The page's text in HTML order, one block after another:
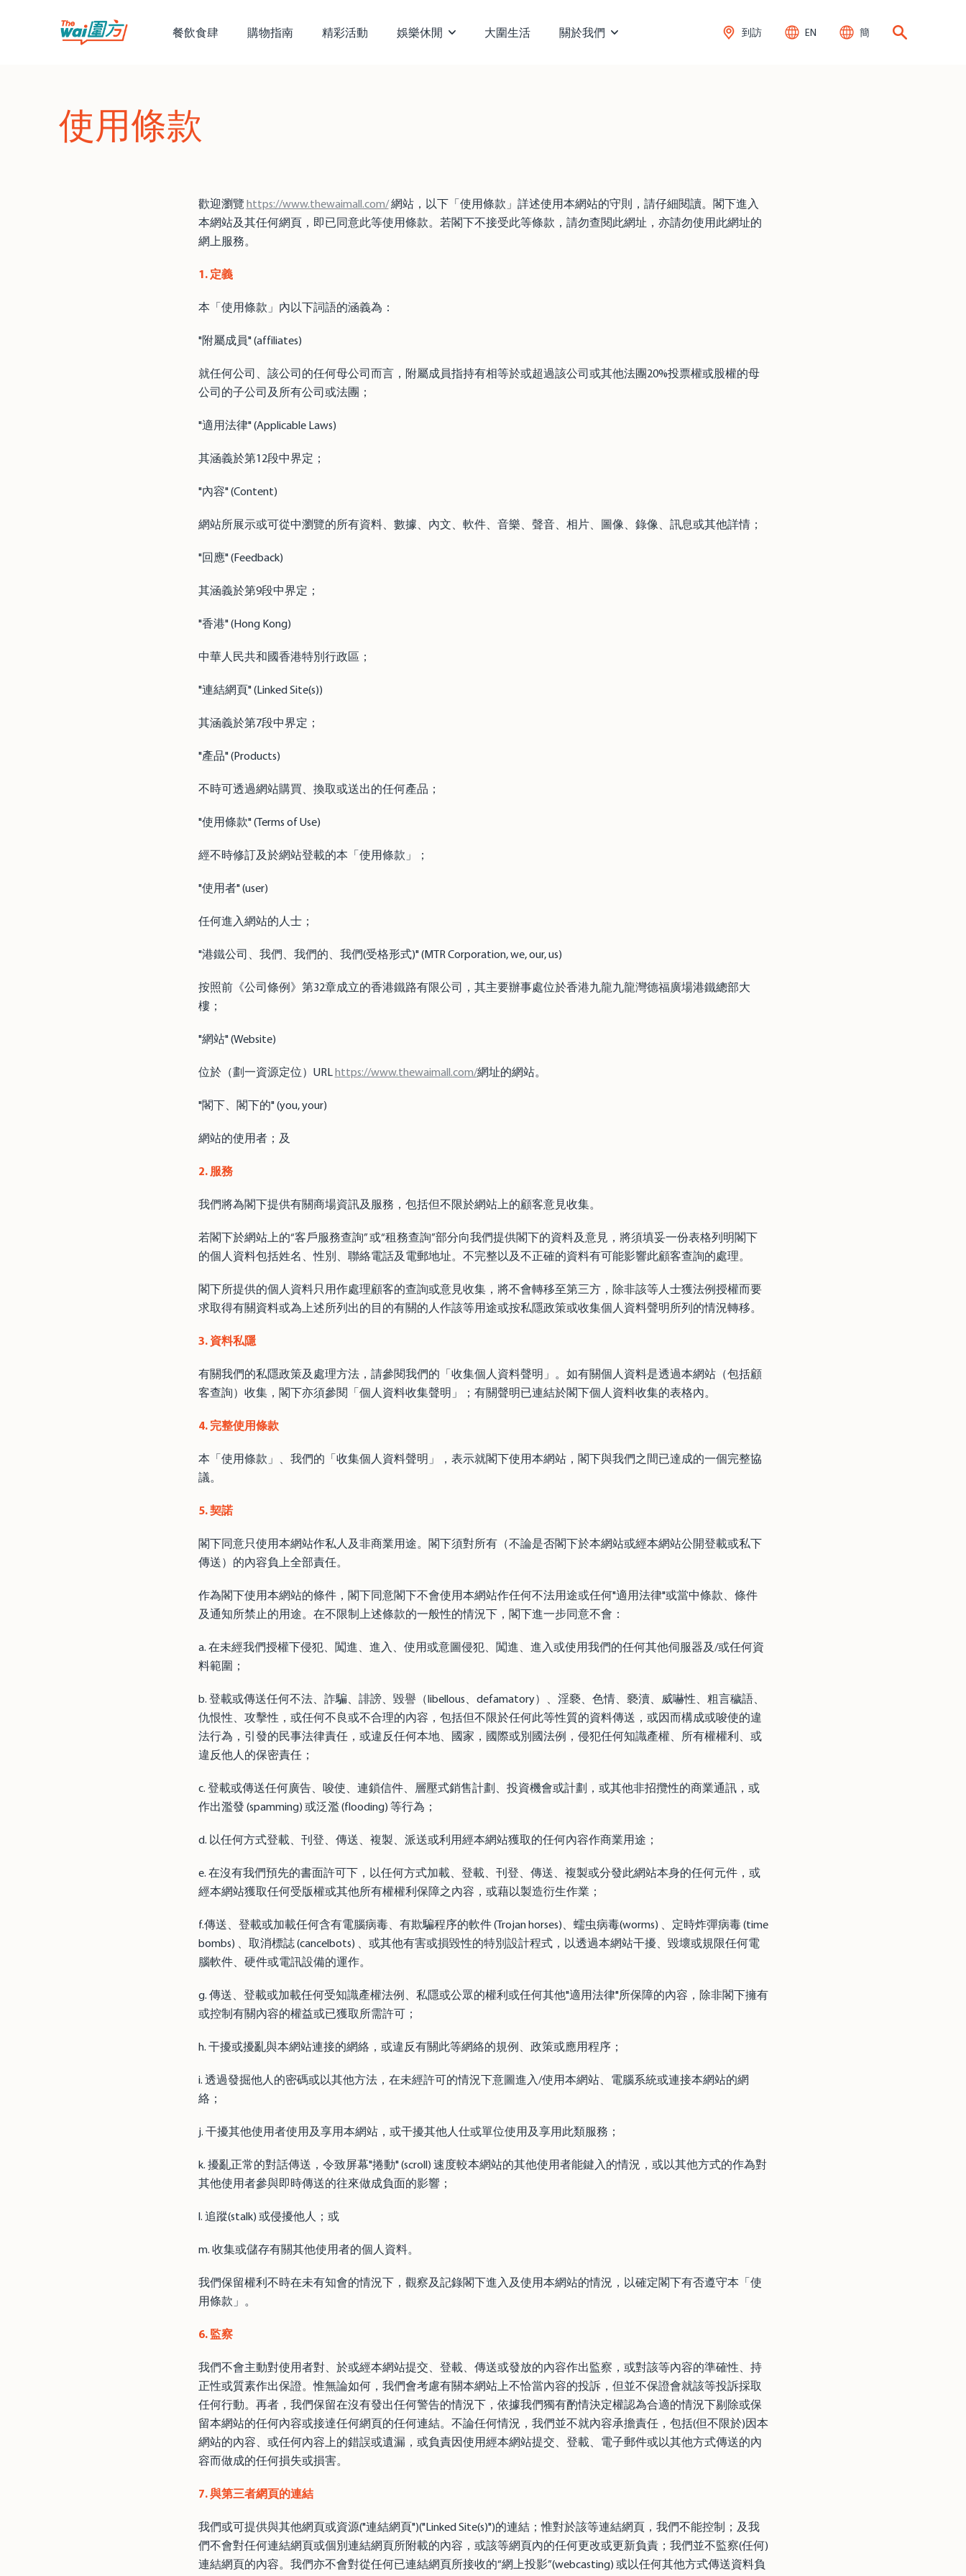
餐飲食肆 購物指南 精彩活動 娛樂休閒 大圍生活 關於我們 到訪 EN 簡
使用條款
歡迎瀏覽 https://www.thewaimall.com/網站，以下「使用條款」詳述使用本網站的守則，請仔細閱讀。閣下進入
本網站及其任何網頁，即已同意此等使用條款。若閣下不接受此等條款，請勿查閱此網址，亦請勿使用此網址的
網上服務。
1. 定義
本「使用條款」內以下詞語的涵義為：
"附屬成員" (affiliates)
就任何公司、該公司的任何母公司而言，附屬成員指持有相等於或超過該公司或其他法團20%投票權或股權的母
公司的子公司及所有公司或法團；
"適用法律" (Applicable Laws)
其涵義於第12段中界定；
"內容" (Content)
網站所展示或可從中瀏覽的所有資料、數據、內文、軟件、音樂、聲音、相片、圖像、錄像、訊息或其他詳情；
"回應" (Feedback)
其涵義於第9段中界定；
"香港" (Hong Kong)
中華人民共和國香港特別行政區；
"連結網頁" (Linked Site(s))
其涵義於第7段中界定；
"產品" (Products)
不時可透過網站購買、換取或送出的任何產品；
"使用條款" (Terms of Use)
經不時修訂及於網站登載的本「使用條款」；
"使用者" (user)
任何進入網站的人士；
"港鐵公司、我們、我們的、我們(受格形式)" (MTR Corporation, we, our, us)
按照前《公司條例》第32章成立的香港鐵路有限公司，其主要辦事處位於香港九龍九龍灣德福廣場港鐵總部大
樓；
"網站" (Website)
位於（劃一資源定位）URLhttps://www.thewaimall.com/網址的網站。
"閣下、閣下的" (you, your)
網站的使用者；及
2. 服務
我們將為閣下提供有關商場資訊及服務，包括但不限於網站上的顧客意見收集。
若閣下於網站上的“客戶服務查詢” 或“租務查詢”部分向我們提供閣下的資料及意見，將須填妥一份表格列明閣下
的個人資料包括姓名、性別、聯絡電話及電郵地址。不完整以及不正確的資料有可能影響此顧客查詢的處理。
閣下所提供的個人資料只用作處理顧客的查詢或意見收集，將不會轉移至第三方，除非該等人士獲法例授權而要
求取得有關資料或為上述所列出的目的有關的人作該等用途或按私隱政策或收集個人資料聲明所列的情況轉移。
3. 資料私隱
有關我們的私隱政策及處理方法，請參閱我們的「收集個人資料聲明」。如有關個人資料是透過本網站（包括顧
客查詢）收集，閣下亦須參閱「個人資料收集聲明」；有關聲明已連結於閣下個人資料收集的表格內。
4. 完整使用條款
本「使用條款」、我們的「收集個人資料聲明」，表示就閣下使用本網站，閣下與我們之間已達成的一個完整協
議。
5. 契諾
閣下同意只使用本網站作私人及非商業用途。閣下須對所有（不論是否閣下於本網站或經本網站公開登載或私下
傳送）的內容負上全部責任。
作為閣下使用本網站的條件，閣下同意閣下不會使用本網站作任何不法用途或任何"適用法律"或當中條款、條件
及通知所禁止的用途。在不限制上述條款的一般性的情況下，閣下進一步同意不會：
a. 在未經我們授權下侵犯、闖進、進入、使用或意圖侵犯、闖進、進入或使用我們的任何其他伺服器及/或任何資
料範圍；
b. 登載或傳送任何不法、詐騙、誹謗、毀譽（libellous、defamatory）、淫褻、色情、褻瀆、威嚇性、粗言穢語、
仇恨性、攻擊性，或任何不良或不合理的內容，包括但不限於任何此等性質的資料傳送，或因而構成或唆使的違
法行為，引發的民事法律責任，或違反任何本地、國家，國際或別國法例，侵犯任何知識產權、所有權權利、或
違反他人的保密責任；
c. 登載或傳送任何廣告、唆使、連鎖信件、層壓式銷售計劃、投資機會或計劃，或其他非招攬性的商業通訊，或
作出濫發 (spamming) 或泛濫 (flooding) 等行為；
d. 以任何方式登載、刊登、傳送、複製、派送或利用經本網站獲取的任何內容作商業用途；
e. 在沒有我們預先的書面許可下，以任何方式加載、登載、刊登、傳送、複製或分發此網站本身的任何元件，或
經本網站獲取任何受版權或其他所有權權利保障之內容，或藉以製造衍生作業；
f.傳送、登載或加載任何含有電腦病毒、有欺騙程序的軟件 (Trojan horses)、蠕虫病毒(worms) 、定時炸彈病毒 (time
bombs) 、取消標誌 (cancelbots) 、或其他有害或損毀性的特別設計程式，以透過本網站干擾、毀壞或規限任何電
腦軟件、硬件或電訊設備的運作。
g. 傳送、登載或加載任何受知識產權法例、私隱或公眾的權利或任何其他"適用法律"所保障的內容，除非閣下擁有
或控制有關內容的權益或已獲取所需許可；
h. 干擾或擾亂與本網站連接的網絡，或違反有關此等網絡的規例、政策或應用程序；
i. 透過發掘他人的密碼或以其他方法，在未經許可的情況下意圖進入/使用本網站、電腦系統或連接本網站的網
絡；
j. 干擾其他使用者使用及享用本網站，或干擾其他人仕或單位使用及享用此類服務；
k. 擾亂正常的對話傳送，令致屏幕"捲動" (scroll) 速度較本網站的其他使用者能鍵入的情況，或以其他方式的作為對
其他使用者參與即時傳送的往來做成負面的影響；
l. 追蹤(stalk) 或侵擾他人；或
m. 收集或儲存有關其他使用者的個人資料。
我們保留權利不時在未有知會的情況下，觀察及記錄閣下進入及使用本網站的情況，以確定閣下有否遵守本「使
用條款」。
6. 監察
我們不會主動對使用者對、於或經本網站提交、登載、傳送或發放的內容作出監察，或對該等內容的準確性、持
正性或質素作出保證。惟無論如何，我們會考慮有關本網站上不恰當內容的投訴，但並不保證會就該等投訴採取
任何行動。再者，我們保留在沒有發出任何警告的情況下，依據我們獨有酌情決定權認為合適的情況下剔除或保
留本網站的任何內容或接達任何網頁的任何連結。不論任何情況，我們並不就內容承擔責任，包括(但不限於)因本
網站的內容、或任何內容上的錯誤或遺漏，或負責因使用經本網站提交、登載、電子郵件或以其他方式傳送的內
容而做成的任何損失或損害。
7. 與第三者網頁的連結
我們或可提供與其他網頁或資源("連結網頁")("Linked Site(s)")的連結；惟對於該等連結網頁，我們不能控制；及我
們不會對任何連結網頁或個別連結網頁所附載的內容，或該等網頁內的任何更改或更新負責；我們並不監察(任何)
連結網頁的內容。我們亦不會對從任何已連結網頁所接收的“網上投影”(webcasting) 或以任何其他方式傳送資料負